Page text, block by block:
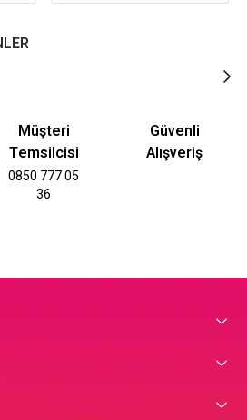
Müşteri
Temsilcisi
0850 777 05
36
Güvenli
Alışveriş